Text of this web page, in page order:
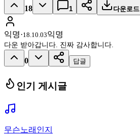
18 1 다운로드
익명·18.10.03익명
다운 받아갑니다. 진짜 감사합니다.
0 답글
인기 게시글
무슨노래인지